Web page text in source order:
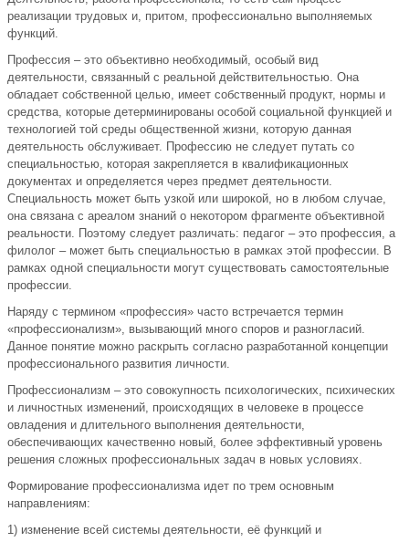
реализации трудовых и, притом, профессионально выполняемых
функций.
Профессия – это объективно необходимый, особый вид
деятельности, связанный с реальной действительностью. Она
обладает собственной целью, имеет собственный продукт, нормы и
средства, которые детерминированы особой социальной функцией и
технологией той среды общественной жизни, которую данная
деятельность обслуживает. Профессию не следует путать со
специальностью, которая закрепляется в квалификационных
документах и определяется через предмет деятельности.
Специальность может быть узкой или широкой, но в любом случае,
она связана с ареалом знаний о некотором фрагменте объективной
реальности. Поэтому следует различать: педагог – это профессия, а
филолог – может быть специальностью в рамках этой профессии. В
рамках одной специальности могут существовать самостоятельные
профессии.
Наряду с термином «профессия» часто встречается термин
«профессионализм», вызывающий много споров и разногласий.
Данное понятие можно раскрыть согласно разработанной концепции
профессионального развития личности.
Профессионализм – это совокупность психологических, психических
и личностных изменений, происходящих в человеке в процессе
овладения и длительного выполнения деятельности,
обеспечивающих качественно новый, более эффективный уровень
решения сложных профессиональных задач в новых условиях.
Формирование профессионализма идет по трем основным
направлениям:
1) изменение всей системы деятельности, её функций и